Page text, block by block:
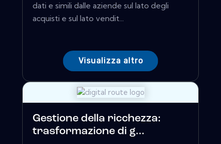
dati e simili dalle aziende sul lato degli
acquisti e sul lato vendit...
Visualizza altro
Gestione della ricchezza:
trasformazione di g...